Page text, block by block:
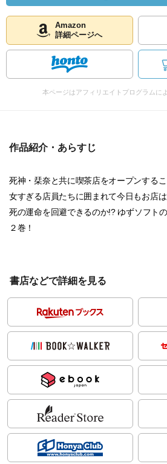
Amazon
詳細ページへ
本ページはアフィリエイトプログラムに
作品紹介・あらすじ
死神・栞奈と共に喫茶店をオープンする
女すぎる店員たちに囲まれて今日もお店
死の運命を回避できるのか!? ゆずソフト
２巻！
書店などで詳細を見る